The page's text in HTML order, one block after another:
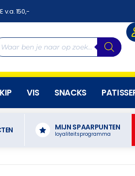
v.a. 150,-
KIP VIS SNACKS
MIJN SPAARPUNTEN
loyaliteitsprogramma